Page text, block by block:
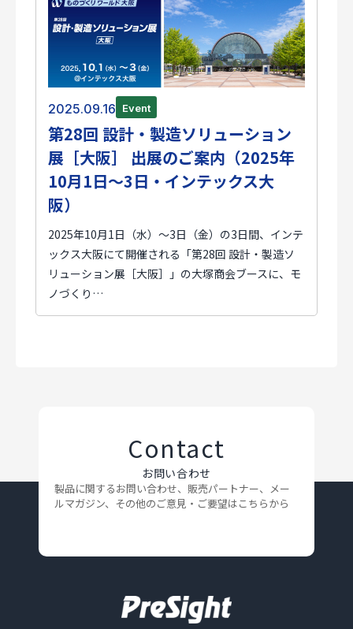
2025.09.16 Event
第28回 設計・製造ソリューション
展［大阪］ 出展のご案内（2025年
10月1日～3日・インテックス大
阪）
2025年10月1日（水）～3日（金）の3日間、インテ
ックス大阪にて開催される「第28回 設計・製造ソ
リューション展［大阪］」の大塚商会ブースに、モ
ノづくり…
Contact
お問い合わせ
製品に関するお問い合わせ、販売パートナー、メー
ルマガジン、 その他のご意見・ご要望はこちらから